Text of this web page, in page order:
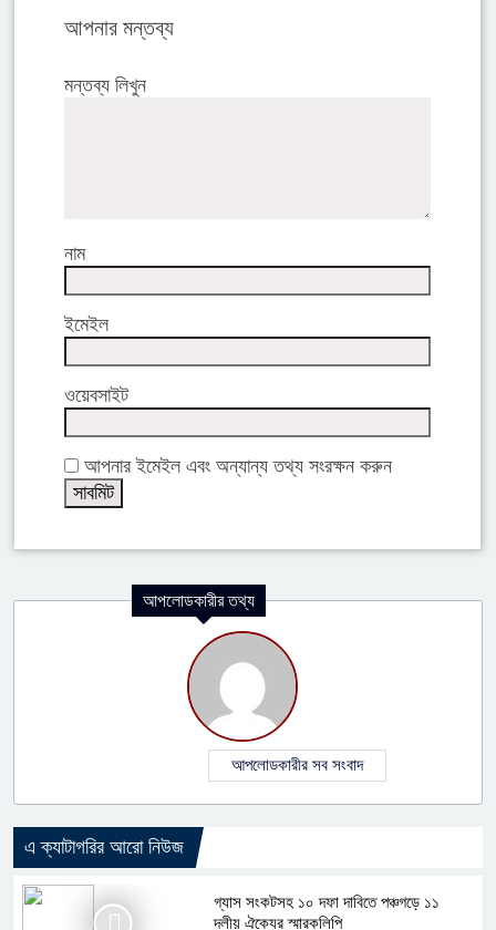
আপনার মন্তব্য
মন্তব্য লিখুন
নাম
ইমেইল
ওয়েবসাইট
আপনার ইমেইল এবং অন্যান্য তথ্য সংরক্ষন করুন
আপলোডকারীর তথ্য
আপলোডকারীর সব সংবাদ
এ ক্যাটাগরির আরো নিউজ
গ্যাস সংকটসহ ১০ দফা দাবিতে পঞ্চগড়ে ১১
দলীয় ঐক্যের স্মারকলিপি